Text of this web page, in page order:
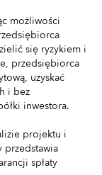
możliwości
się ryzykiem i
przedsiębiorca
uzyskać
i bez
inwestora.
projektu i
spłaty